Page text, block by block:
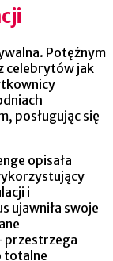
Potężnym
celebrytów jak
posługując się
opisała
i
ujawniła swoje
przestrzega
totalne